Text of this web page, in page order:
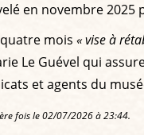
en novembre 2025
mois « vise à
Le Guével qui
et agents du
fois le 02/07/2026 à 23:44.